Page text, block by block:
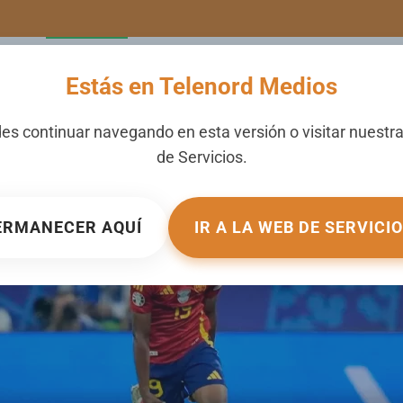
Estás en Telenord Medios
continuar navegando en esta versión o visitar
de Servicios.
AQUÍ IR A LA WEB DE
es el favorito para